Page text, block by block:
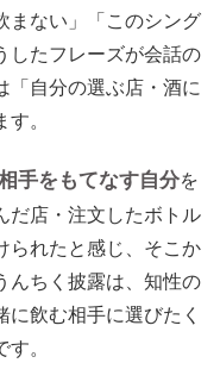
まない」「このシング
したフレーズが会話の
「自分の選ぶ店・酒に
。
手をもてなす自分を
だ店・注文したボトル
られたと感じ、そこか
んちく披露は、知性の
飲む相手に選びたく
。